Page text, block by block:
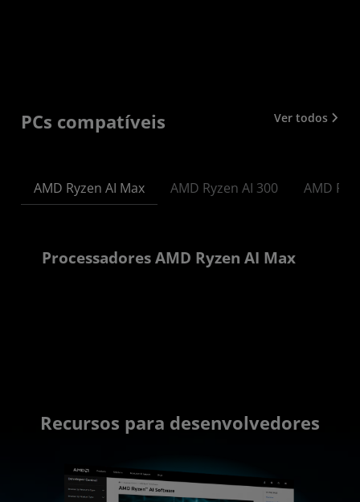
PCs compatíveis Ver todos
AMD Ryzen AI Max AMD Ryzen AI 300 AMD
Processadores AMD Ryzen AI Max
Recursos para desenvolvedores